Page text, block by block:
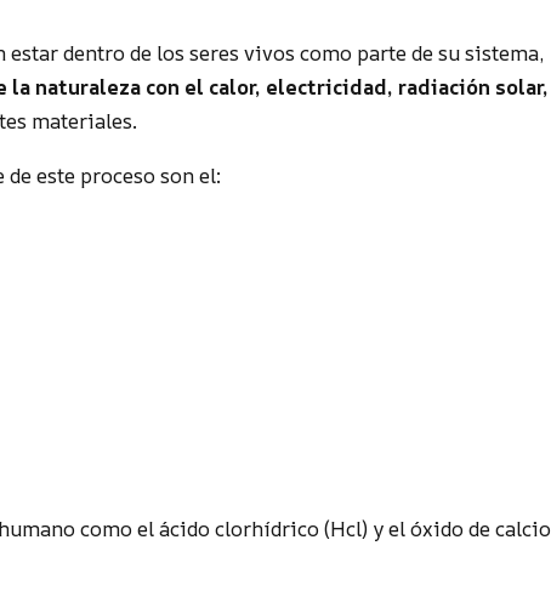
dentro de los seres vivos como parte de su sistema,
la naturaleza con el calor, electricidad, radiación solar,
materiales.
este proceso son el:
como el ácido clorhídrico (Hcl) y el óxido de calcio